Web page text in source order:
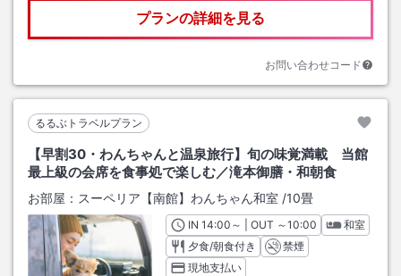
プランの詳細を見る
お問い合わせコード
るるぶトラベルプラン
【早割30・わんちゃんと温泉旅行】旬の味覚満載 当館
最上級の会席を食事処で楽しむ／滝本御膳・和朝食
お部屋： スーペリア【南館】わんちゃん和室 /10畳
INチェックイン
14:00 ～ | OUT チェックアウト
～10:00
和室
夕食/朝食付き
禁煙
現地支払い